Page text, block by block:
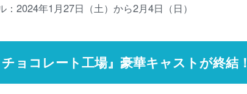
2024年1月27日（土）から2月4日（日）
ョコレート工場』豪華キャストが終結！